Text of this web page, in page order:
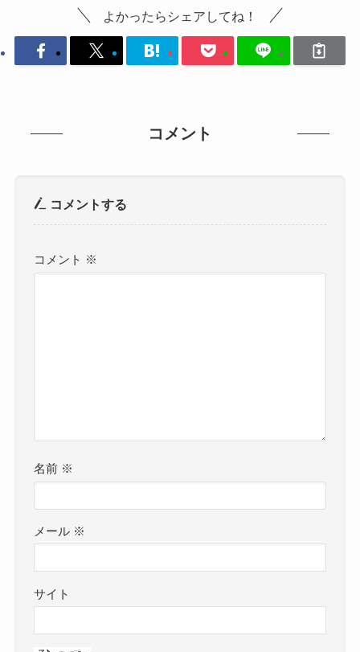
よかったらシェアしてね！
コメント
コメントする
コメント ※
名前 ※
メール ※
サイト